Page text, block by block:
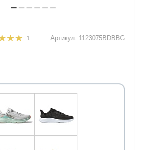
1 Артикул: 1123075BDBBG